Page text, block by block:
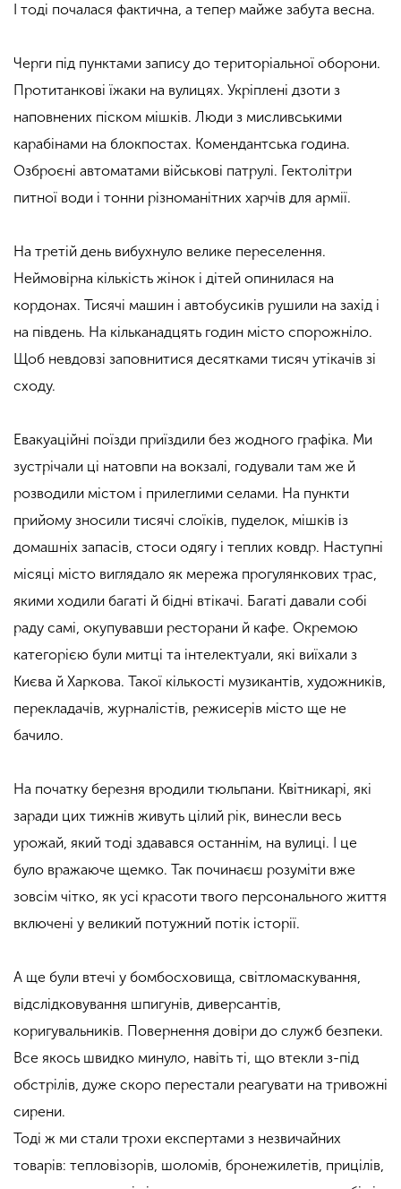
І тоді почалася фактична, а тепер майже забута весна.
Черги під пунктами запису до територіальної оборони.
Протитанкові їжаки на вулицях. Укріплені дзоти з
наповнених піском мішків. Люди з мисливськими
карабінами на блокпостах. Комендантська година.
Озброєні автоматами військові патрулі. Гектолітри
питної води і тонни різноманітних харчів для армії.
На третій день вибухнуло велике переселення.
Неймовірна кількість жінок і дітей опинилася на
кордонах. Тисячі машин і автобусиків рушили на захід і
на південь. На кільканадцять годин місто спорожніло.
Щоб невдовзі заповнитися десятками тисяч утікачів зі
сходу.
Евакуаційні поїзди приїздили без жодного графіка. Ми
зустрічали ці натовпи на вокзалі, годували там же й
розводили містом і прилеглими селами. На пункти
прийому зносили тисячі слоїків, пуделок, мішків із
домашніх запасів, стоси одягу і теплих ковдр. Наступні
місяці місто виглядало як мережа прогулянкових трас,
якими ходили багаті й бідні втікачі. Багаті давали собі
раду самі, окупувавши ресторани й кафе. Окремою
категорією були митці та інтелектуали, які виїхали з
Києва й Харкова. Такої кількості музикантів, художників,
перекладачів, журналістів, режисерів місто ще не
бачило.
На початку березня вродили тюльпани. Квітникарі, які
заради цих тижнів живуть цілий рік, винесли весь
урожай, який тоді здавався останнім, на вулиці. І це
було вражаюче щемко. Так починаєш розуміти вже
зовсім чітко, як усі красоти твого персонального життя
включені у великий потужний потік історії.
А ще були втечі у бомбосховища, світломаскування,
відслідковування шпигунів, диверсантів,
коригувальників. Повернення довіри до служб безпеки.
Все якось швидко минуло, навіть ті, що втекли з-під
обстрілів, дуже скоро перестали реагувати на тривожні
сирени.
Тоді ж ми стали трохи експертами з незвичайних
товарів: тепловізорів, шоломів, бронежилетів, прицілів,